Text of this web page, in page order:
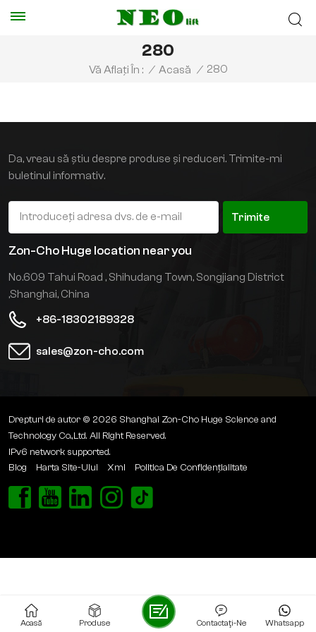
280
Vă Aflați În : / Acasă / 280
Da, vreau să știu despre produse și reduceri. Trimite-mi
buletinul informativ.
Trimite
Zon-Cho Huge location near you
No.609 Tahui Road , Shihudang Town, Songjiang District
,Shanghai, China
+86-18302189328
sales@zon-cho.com
Drepturi de autor © 2026 Shanghai Zon-Cho Huge Science and
Technology Co.,Ltd. All Right Reserved.
IPv6 network supported.
Blog
Harta Site-Ului Xml Politica De Confidențialitate
Acasă Produse Whatsapp
Contactaţi-Ne